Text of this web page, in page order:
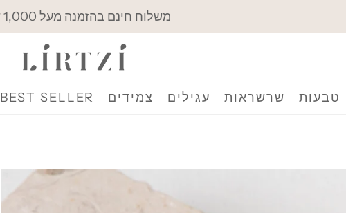
משלוח חינם בהזמנה מעל 1,000 ש"ח
טבעות שרשראות עגילים צמידים BEST SELLER